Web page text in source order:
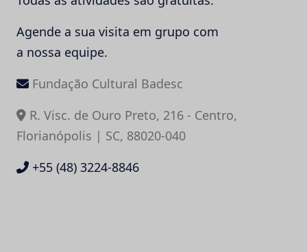
Agende a sua visita em grupo com
a nossa equipe.
Fundação Cultural Badesc
R. Visc. de Ouro Preto, 216 - Centro,
Florianópolis | SC, 88020-040
+55 (48) 3224-8846